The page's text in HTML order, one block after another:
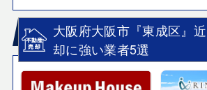
大阪府大阪市『東成区』
却に強い業者5選